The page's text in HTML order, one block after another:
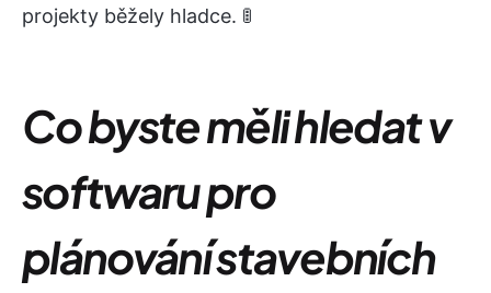
projekty běžely hladce. ​​​​​​​​​​​​​​​​🚦
Co byste měli hledat v
softwaru pro
plánování stavebních